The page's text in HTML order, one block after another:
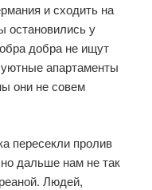
и сходить на
остановились у
добра не ищут
апартаменты
они не совем
пересекли пролив
дальше нам не так
Людей,